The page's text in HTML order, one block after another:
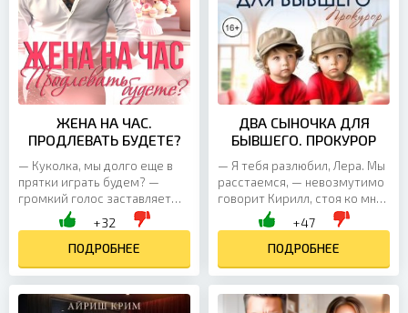
ЖЕНА НА ЧАС.
ПРОДЛЕВАТЬ БУДЕТЕ?
— Куколка, мы долго еще в
прятки играть будем? —
громкий голос заставляет
меня вздрогнуть и сильнее
вжаться в стену. От
разоблачения перед
монстром...
+32
ПОДРОБНЕЕ
ДВА СЫНОЧКА ДЛЯ
БЫВШЕГО. ПРОКУРОР
— Я тебя разлюбил, Лера. Мы
расстаемся, — невозмутимо
говорит Кирилл, стоя ко мне
спиной и поправляя галстук.
— Что? — у меня
перехватывает дыхание....
+47
ПОДРОБНЕЕ